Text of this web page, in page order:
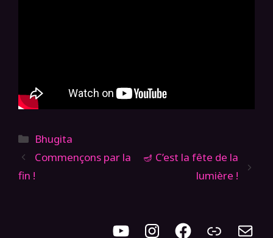
Catégories
Bhugita
Commençons par la
fin !
🪔 C’est la fête de la
lumière !
Youtube
Instagram
Facebook